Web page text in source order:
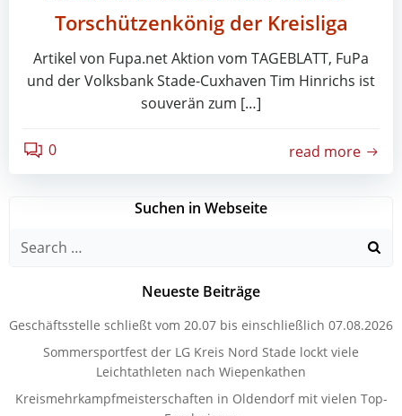
Torschützenkönig der Kreisliga
Artikel von Fupa.net Aktion vom TAGEBLATT, FuPa
und der Volksbank Stade-Cuxhaven Tim Hinrichs ist
souverän zum […]
0 read more
Suchen in Webseite
Search
Neueste Beiträge
Geschäftsstelle schließt vom 20.07 bis einschließlich 07.08.2026
Sommersportfest der LG Kreis Nord Stade lockt viele
Leichtathleten nach Wiepenkathen
Kreismehrkampfmeisterschaften in Oldendorf mit vielen Top-